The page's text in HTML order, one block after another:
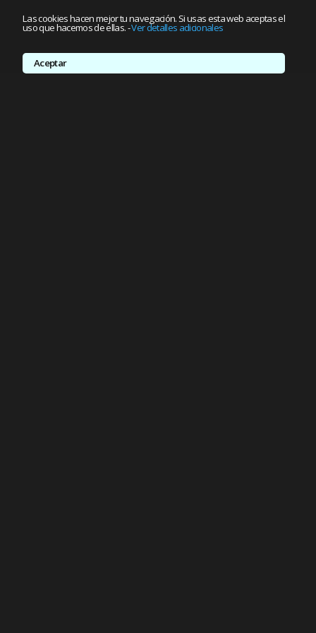
Las cookies hacen mejor tu navegación. Si usas esta web aceptas el
uso que hacemos de ellas.-Ver detalles adicionales
Aceptar